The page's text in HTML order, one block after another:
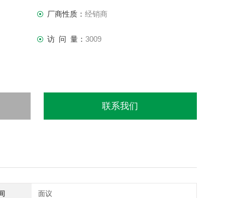
厂商性质： 经销商
访 问 量： 3009
联系我们
面议